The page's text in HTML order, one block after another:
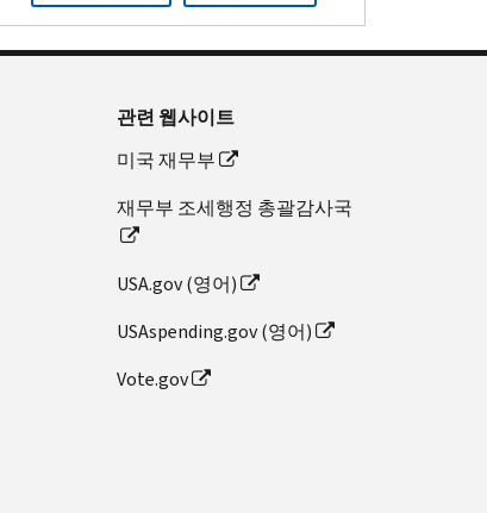
관련 웹사이트
미국 재무부
재무부 조세행정 총괄감사국
USA.gov (영어)
USAspending.gov (영어)
Vote.gov